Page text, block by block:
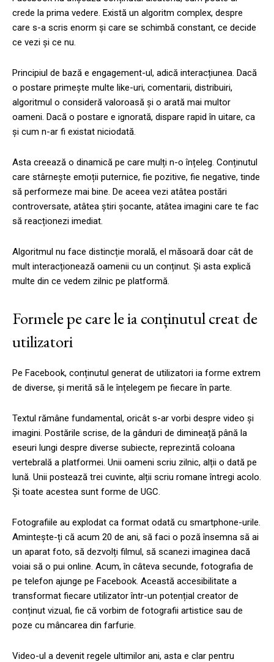
crede la prima vedere. Există un algoritm complex, despre
care s-a scris enorm și care se schimbă constant, ce decide
ce vezi și ce nu.
Principiul de bază e engagement-ul, adică interacțiunea. Dacă
o postare primește multe like-uri, comentarii, distribuiri,
algoritmul o consideră valoroasă și o arată mai multor
oameni. Dacă o postare e ignorată, dispare rapid în uitare, ca
și cum n-ar fi existat niciodată.
Asta creează o dinamică pe care mulți n-o înțeleg. Conținutul
care stârnește emoții puternice, fie pozitive, fie negative, tinde
să performeze mai bine. De aceea vezi atâtea postări
controversate, atâtea știri șocante, atâtea imagini care te fac
să reacționezi imediat.
Algoritmul nu face distincție morală, el măsoară doar cât de
mult interacționează oamenii cu un conținut. Și asta explică
multe din ce vedem zilnic pe platformă.
Formele pe care le ia conținutul creat de
utilizatori
Pe Facebook, conținutul generat de utilizatori ia forme extrem
de diverse, și merită să le înțelegem pe fiecare în parte.
Textul rămâne fundamental, oricât s-ar vorbi despre video și
imagini. Postările scrise, de la gânduri de dimineață până la
eseuri lungi despre diverse subiecte, reprezintă coloana
vertebrală a platformei. Unii oameni scriu zilnic, alții o dată pe
lună. Unii postează trei cuvinte, alții scriu romane întregi acolo.
Și toate acestea sunt forme de UGC.
Fotografiile au explodat ca format odată cu smartphone-urile.
Amintește-ți că acum 20 de ani, să faci o poză însemna să ai
un aparat foto, să dezvolți filmul, să scanezi imaginea dacă
voiai să o pui online. Acum, în câteva secunde, fotografia de
pe telefon ajunge pe Facebook. Această accesibilitate a
transformat fiecare utilizator într-un potențial creator de
conținut vizual, fie că vorbim de fotografii artistice sau de
poze cu mâncarea din farfurie.
Video-ul a devenit regele ultimilor ani, asta e clar pentru